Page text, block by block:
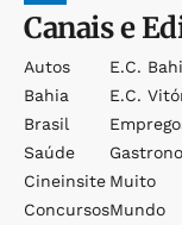
Canais e
Autos
Bahia
Brasil
Saúde
Cineinsite
Concursos
E.c.
E.c.
Muito
Mundo